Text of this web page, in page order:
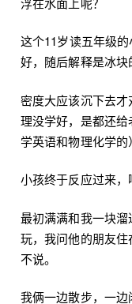
这个11岁读五年级
好，随后解释是冰块
密度大应该沉下去
理没学好，是都还
学英语和物理化学的
小孩终于反应过来，
最初满满和我一块
玩，我问他的朋友
不说。
我俩一边散步，一边